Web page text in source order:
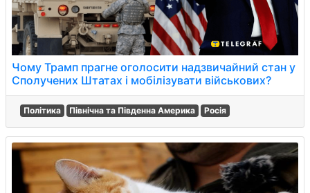
Чому Трамп прагне оголосити надзвичайний стан у
Сполучених Штатах і мобілізувати військових?
Політика Північна та Південна Америка Росія